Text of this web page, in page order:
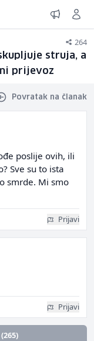
264
struja, a
prijevoz
Povratak na članak
poslije ovih, ili
Sve su to ista
smrde. Mi smo
Prijavi
Prijavi